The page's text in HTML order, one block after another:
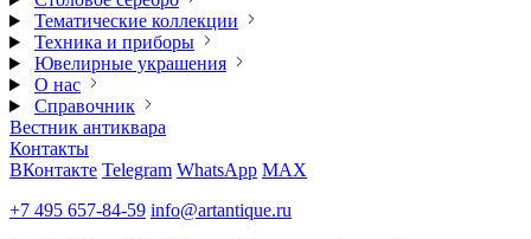
Тематические коллекции
Техника и приборы
Ювелирные украшения
О нас
Справочник
Вестник антиквара
Контакты
ВКонтакте Telegram WhatsApp MAX
+7 495 657-84-59 info@artantique.ru